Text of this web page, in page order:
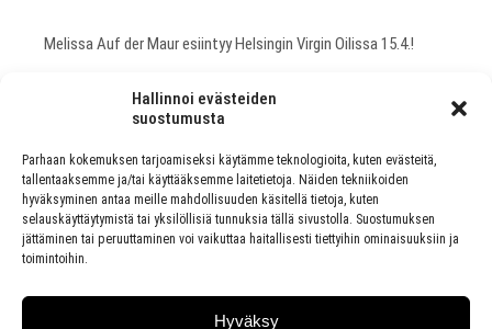
Hallinnoi evästeiden
suostumusta
Parhaan kokemuksen tarjoamiseksi käytämme teknologioita, kuten evästeitä,
tallentaaksemme ja/tai käyttääksemme laitetietoja. Näiden tekniikoiden
hyväksyminen antaa meille mahdollisuuden käsitellä tietoja, kuten
selauskäyttäytymistä tai yksilöllisiä tunnuksia tällä sivustolla. Suostumuksen
jättäminen tai peruuttaminen voi vaikuttaa haitallisesti tiettyihin ominaisuuksiin ja
toimintoihin.
Hyväksy
Melissa Auf der Maur esiintyy Helsingin Virgin Oilissa 15.4.!
www.xmadmx.com
PREVIOUS ARTICLE
YÖ KAHMI PALKINTOJA ISKELMÄ GAALASSA
MARS 2010: TAPAHTUMA MUSIIKKIALAN